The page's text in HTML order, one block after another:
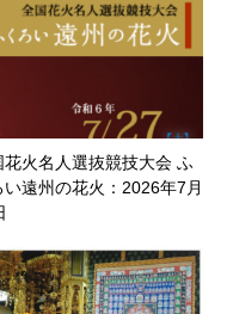
花火名人選抜競技大会 ふ
い遠州の花火：2026年7月